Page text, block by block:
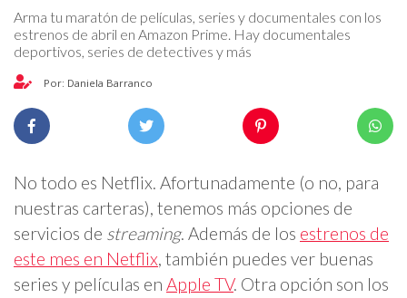
Arma tu maratón de películas, series y documentales con los
estrenos de abril en Amazon Prime. Hay documentales
deportivos, series de detectives y más
Por: Daniela Barranco
No todo es Netflix. Afortunadamente (o no, para
nuestras carteras), tenemos más opciones de
servicios de streaming. Además de los estrenos de
este mes en Netflix, también puedes ver buenas
series y películas en Apple TV. Otra opción son los